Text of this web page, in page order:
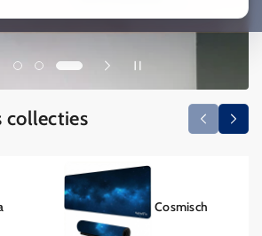
collecties
Cosmisch